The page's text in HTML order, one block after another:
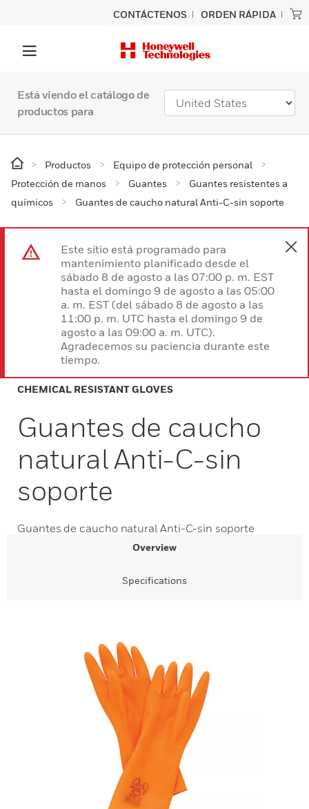
CONTÁCTENOS ORDEN RÁPIDA
Está viendo el catálogo de
productos para
Productos
Equipo de protección personal
Protección de manos
Guantes
Guantes resistentes a
químicos
Guantes de caucho natural Anti-C-sin soporte
Este sitio está programado para
mantenimiento planificado desde el
sábado 8 de agosto a las 07:00 p. m. EST
hasta el domingo 9 de agosto a las 05:00
a. m. EST (del sábado 8 de agosto a las
11:00 p. m. UTC hasta el domingo 9 de
agosto a las 09:00 a. m. UTC).
Agradecemos su paciencia durante este
tiempo.
CHEMICAL RESISTANT GLOVES
Guantes de caucho
natural Anti-C-sin
soporte
Guantes de caucho natural Anti-C-sin soporte
Overview
Specifications